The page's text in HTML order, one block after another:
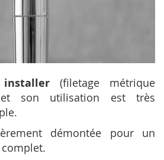
(filetage métrique
et son utilisation est très
démontée pour un